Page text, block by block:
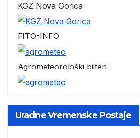
KGZ Nova Gorica
FITO-INFO
Agrometeorološki bilten
Uradne Vremenske Postaje